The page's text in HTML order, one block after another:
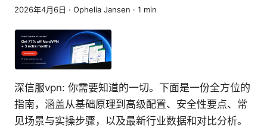
2026年4月6日 · Ophelia Jansen · 1 min
深信服vpn: 你需要知道的一切。下面是一份全方位的
指南，涵盖从基础原理到高级配置、安全性要点、常
见场景与实操步骤，以及最新行业数据和对比分析。